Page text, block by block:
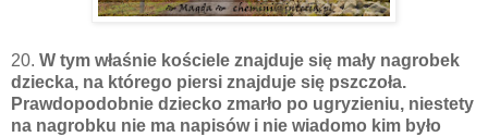
20. W tym właśnie kościele znajduje się mały nagrobek
dziecka, na którego piersi znajduje się pszczoła.
Prawdopodobnie dziecko zmarło po ugryzieniu, niestety
na nagrobku nie ma napisów i nie wiadomo kim było